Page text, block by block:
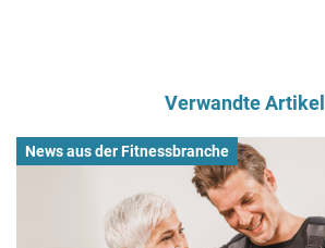
Verwandte Artikel
News aus der Fitnessbranche